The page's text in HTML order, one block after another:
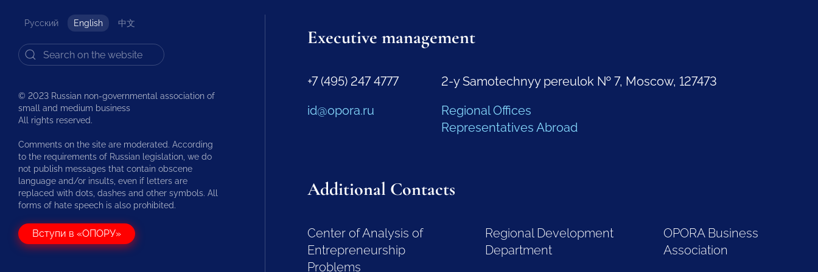
Русский English 中文
© 2023 Russian non-governmental association of
small and medium business
All rights reserved.
Comments on the site are moderated. According
to the requirements of Russian legislation, we do
not publish messages that contain obscene
language and/or insults, even if letters are
replaced with dots, dashes and other symbols. All
forms of hate speech is also prohibited.
Вступи в «ОПОРУ»
Executive management
+7 (495) 247 4777
id@opora.ru
2-y Samotechnyy pereulok № 7, Moscow, 127473
Regional Offices
Representatives Abroad
Additional Contacts
Center of Analysis of
Entrepreneurship
Problems
Regional Development
Department
OPORA Business
Association